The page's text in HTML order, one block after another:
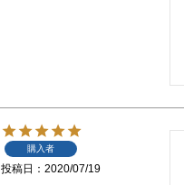
購入者
投稿日 2020/07/19